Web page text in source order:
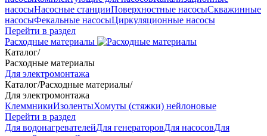
насосыНасосные станцииПоверхностные насосыСкважинные
насосыФекальные насосыЦиркуляционные насосы
Перейти в раздел
Расходные материалы
Каталог/
Расходные материалы
Для электромонтажа
Каталог/Расходные материалы/
Для электромонтажа
КлеммникиИзолентыХомуты (стяжки) нейлоновые
Перейти в раздел
Для водонагревателейДля генераторовДля насосовДля